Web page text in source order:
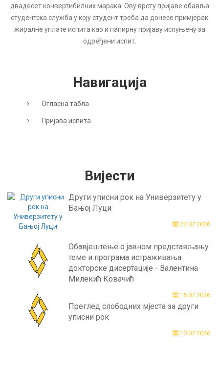
двадесет конвертибилних марака. Ову врсту пријаве обавља
студентска служба у коју студент треба да донесе примјерак
жиралне уплате испита као и папирну пријаву испуњену за
одређени испит.
Навигација
Огласна табла
Пријава испита
Вијести
Други уписни рок на Универзитету у
Бањој Луци
27.07.2026.
Обавјештење о јавном представљању
теме и програма истраживања
докторске дисертације - Валентина
Милекић Ковачић
15.07.2026.
Преглед слободних мјеста за други
уписни рок
10.07.2026.